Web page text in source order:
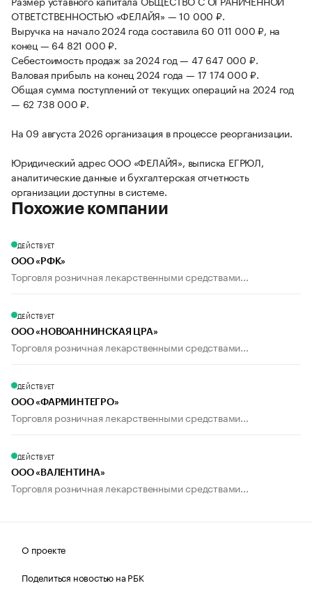
ОТВЕТСТВЕННОСТЬЮ «ФЕЛАЙЯ» — 10 000 ₽.
Выручка на начало 2024 года составила 60 011 000 ₽, на
конец — 64 821 000 ₽.
Себестоимость продаж за 2024 год — 47 647 000 ₽.
Валовая прибыль на конец 2024 года — 17 174 000 ₽.
Общая сумма поступлений от текущих операций на 2024 год
— 62 738 000 ₽.
На 09 августа 2026 организация в процессе реорганизации.
Юридический адрес ООО «ФЕЛАЙЯ», выписка ЕГРЮЛ,
аналитические данные и бухгалтерская отчетность
организации доступны в системе.
Похожие компании
ДЕЙСТВУЕТ
ООО «РФК»
Торговля розничная лекарственными средствами...
ДЕЙСТВУЕТ
ООО «НОВОАННИНСКАЯ ЦРА»
Торговля розничная лекарственными средствами...
ДЕЙСТВУЕТ
ООО «ФАРМИНТЕГРО»
Торговля розничная лекарственными средствами...
ДЕЙСТВУЕТ
ООО «ВАЛЕНТИНА»
Торговля розничная лекарственными средствами...
О проекте
Поделиться новостью на РБК